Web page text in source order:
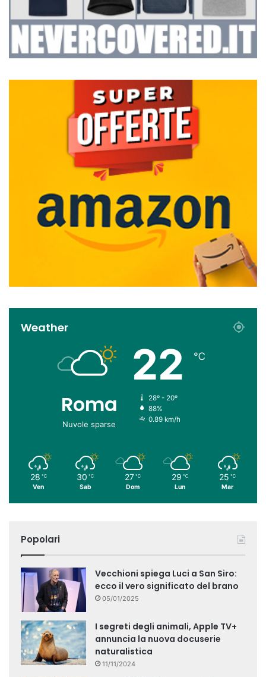
Weather
Roma
Nuvole sparse
22 ℃
28º - 20º
88%
0.89 km/h
28 ℃
Ven
30 ℃
Sab
27 ℃
Dom
29 ℃
Lun
25 ℃
Mar
Popolari
Vecchioni spiega Luci a San Siro:
ecco il vero significato del brano
05/01/2025
I segreti degli animali, Apple TV+
annuncia la nuova docuserie
naturalistica
11/11/2024